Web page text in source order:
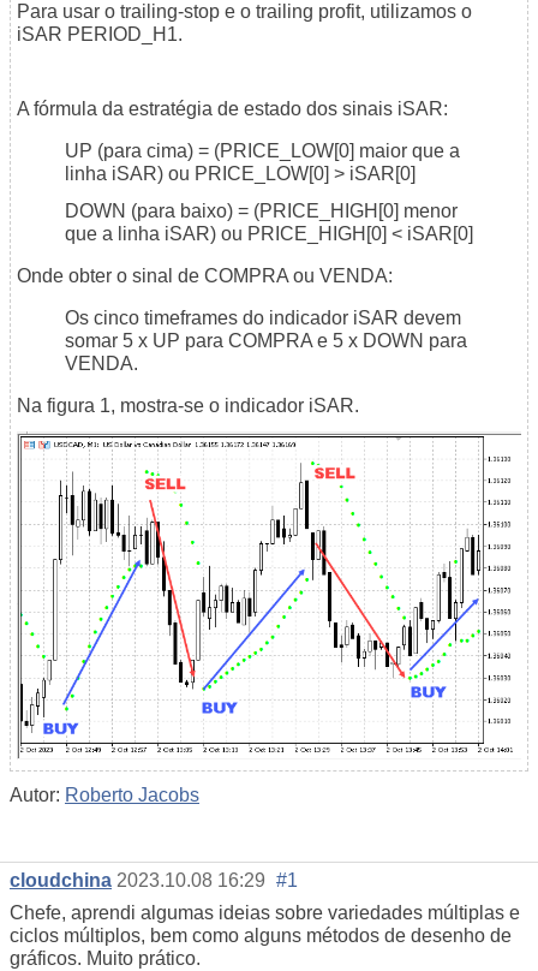
Para usar o trailing-stop e o trailing profit, utilizamos o
iSAR PERIOD_H1.
A fórmula da estratégia de estado dos sinais iSAR:
UP (para cima) = (PRICE_LOW[0] maior que a
linha iSAR) ou PRICE_LOW[0] > iSAR[0]
DOWN (para baixo) = (PRICE_HIGH[0] menor
que a linha iSAR) ou PRICE_HIGH[0] < iSAR[0]
Onde obter o sinal de COMPRA ou VENDA:
Os cinco timeframes do indicador iSAR devem
somar 5 x UP para COMPRA e 5 x DOWN para
VENDA.
Na figura 1, mostra-se o indicador iSAR.
Autor: Roberto Jacobs
cloudchina 2023.10.08 16:29 #1
Chefe, aprendi algumas ideias sobre variedades múltiplas e
ciclos múltiplos, bem como alguns métodos de desenho de
gráficos. Muito prático.